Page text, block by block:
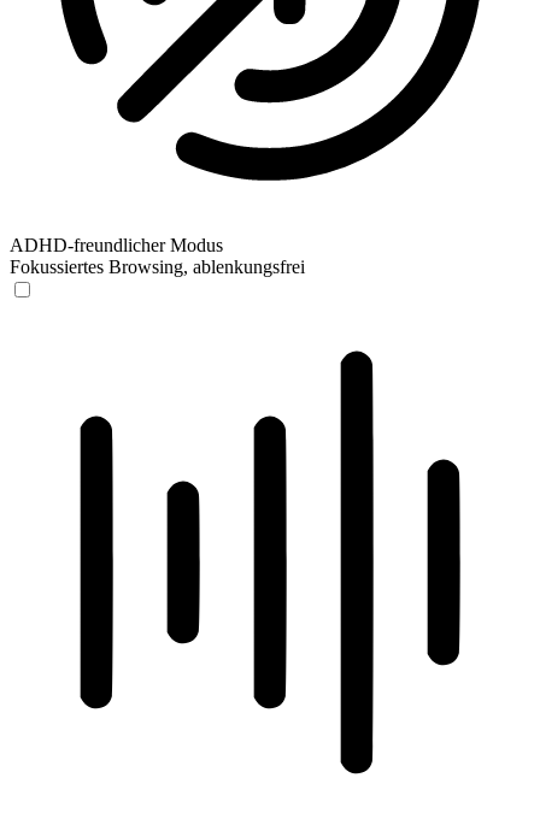
ADHD-freundlicher Modus
Fokussiertes Browsing, ablenkungsfrei